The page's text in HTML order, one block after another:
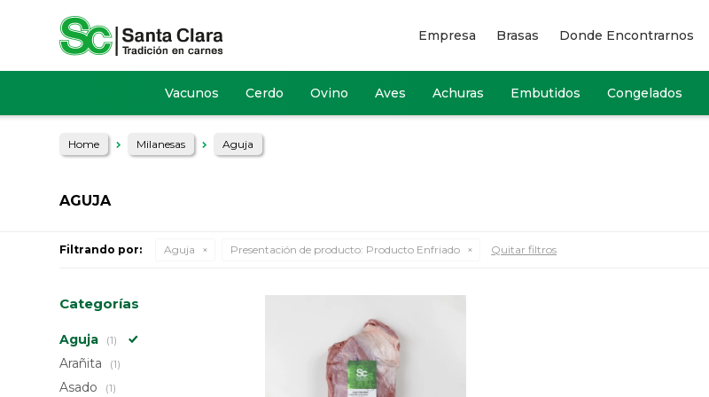
Vacunos Cerdo Ovino Aves Achuras Embutidos Congelados
Empresa Brasas Donde Encontrarnos
Home Milanesas Aguja
AGUJA
Filtrando por: Aguja Presentación de producto: Producto Enfriado Quitar filtros
Categorías
Aguja (1)
Arañita (1)
Asado (1)